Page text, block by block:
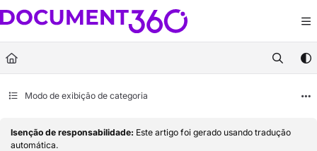
Documentation Index
Fetch the complete documentation index at:https://docs.document360.com/
Use this file to discover all available pages before exploring further.
Modo de exibição de categoria
Isenção de responsabilidade: Este artigo foi gerado usando tradução
automática.